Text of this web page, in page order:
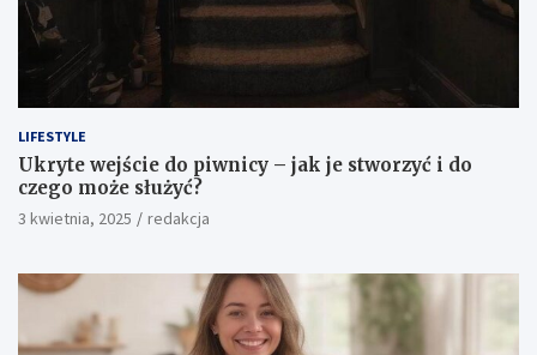
LIFESTYLE
Ukryte wejście do piwnicy – jak je stworzyć i do
czego może służyć?
3 kwietnia, 2025 redakcja